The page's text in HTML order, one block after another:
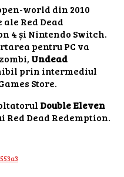
world din 2010
Red Dead
4 și Nintendo Switch.
pentru PC va
Undead
prin intermediul
Store.
Double Eleven
Red Dead Redemption.